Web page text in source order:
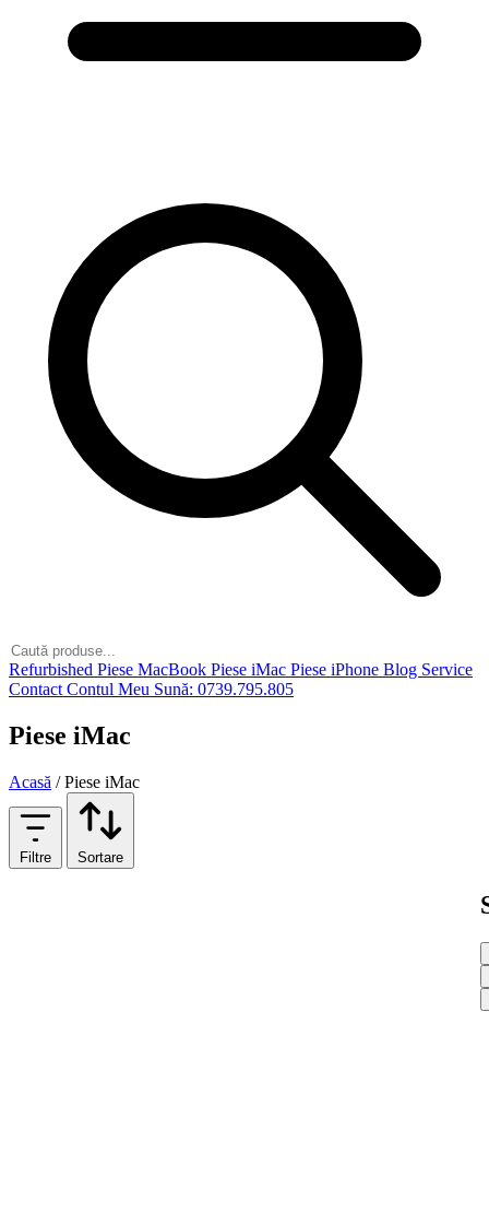
Refurbished Piese MacBook Piese iMac Piese iPhone Blog Service
Contact Contul Meu Sună: 0739.795.805
Piese iMac
Acasă / Piese iMac
Filtre Sortare